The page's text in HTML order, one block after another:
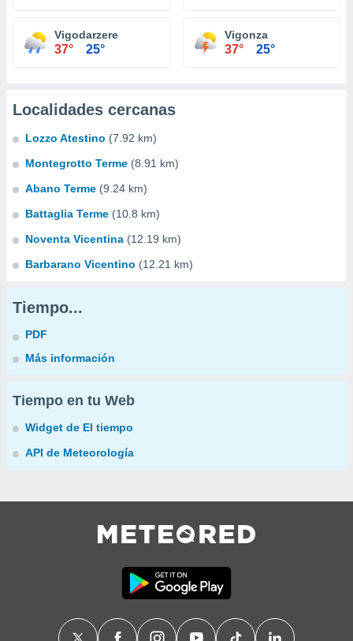
Vigodarzere
37° 25°
Vigonza
37° 25°
Localidades cercanas
Lozzo Atestino (7.92 km)
Montegrotto Terme (8.91 km)
Abano Terme (9.24 km)
Battaglia Terme (10.8 km)
Noventa Vicentina (12.19 km)
Barbarano Vicentino (12.21 km)
Tiempo...
PDF
Más información
Tiempo en tu Web
Widget de El tiempo
API de Meteorología